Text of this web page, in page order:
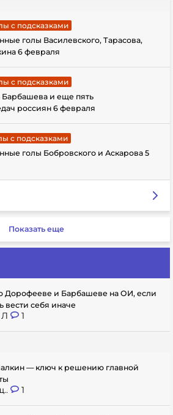
с подсказками
голы Василевского, Тарасова,
6 февраля
с подсказками
Барбашева и еще пять
россиян 6 февраля
с подсказками
голы Бобровского и Аскарова 5
Показать еще
Дорофееве и Барбашеве на ОИ, если
вести себя иначе
1
— ключ к решению главной
1